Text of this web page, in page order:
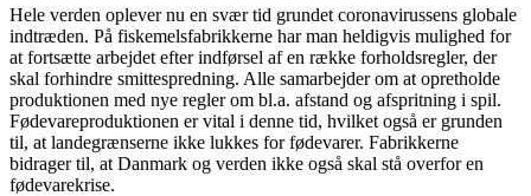
Hele verden oplever nu en svær tid grundet coronavirussens globale
indtræden. På fiskemelsfabrikkerne har man heldigvis mulighed for
at fortsætte arbejdet efter indførsel af en række forholdsregler, der
skal forhindre smittespredning. Alle samarbejder om at opretholde
produktionen med nye regler om bl.a. afstand og afspritning i spil.
Fødevareproduktionen er vital i denne tid, hvilket også er grunden
til, at landegrænserne ikke lukkes for fødevarer. Fabrikkerne
bidrager til, at Danmark og verden ikke også skal stå overfor en
fødevarekrise.